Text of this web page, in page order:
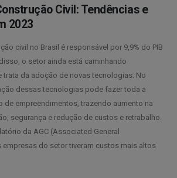
Civil: Tendências e
2023
civil no Brasil é responsável por 9,9% do PIB
o setor ainda está caminhando
trata da adoção de novas tecnologias. No
dessas tecnologias pode fazer toda a
de empreendimentos, trazendo aumento na
segurança e redução de custos e retrabalho.
da AGC (Associated General
empresas do setor tiveram custos mais altos